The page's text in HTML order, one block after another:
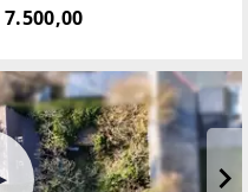
7.500,00